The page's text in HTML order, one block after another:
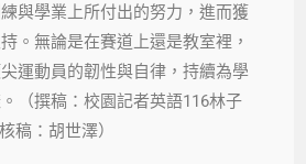
與學業上所付出的努力，進而獲
。無論是在賽道上還是教室裡，
運動員的韌性與自律，持續為學
（撰稿：校園記者英語116林子
稿：胡世澤）